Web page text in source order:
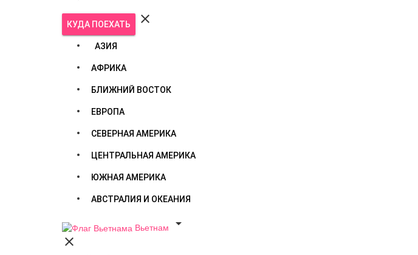
КУДА ПОЕХАТЬ 
АЗИЯ
АФРИКА
БЛИЖНИЙ ВОСТОК
ЕВРОПА
СЕВЕРНАЯ АМЕРИКА
ЦЕНТРАЛЬНАЯ АМЕРИКА
ЮЖНАЯ АМЕРИКА
АВСТРАЛИЯ И ОКЕАНИЯ
Вьетнам

